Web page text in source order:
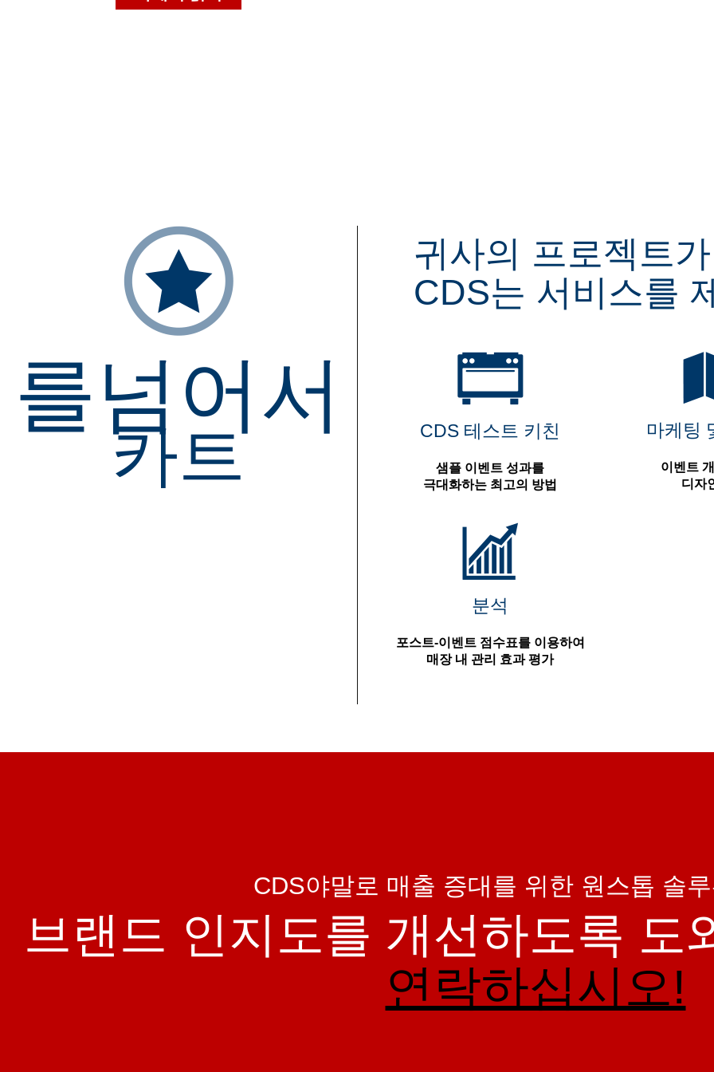
를넘어서
카트
귀사의 프로젝트
CDS는 서비스를
CDS 테스트 키친
샘플 이벤트 성과를
극대화하는 최고의 방법
마케팅
이벤트
디자
분석
포스트-이벤트 점수표를 이용하여
매장 내 관리 효과 평가
CDS야말로 매출 증대를 위한 원스톱 솔
브랜드 인지도를 개선하도록 도
연락하십시오!